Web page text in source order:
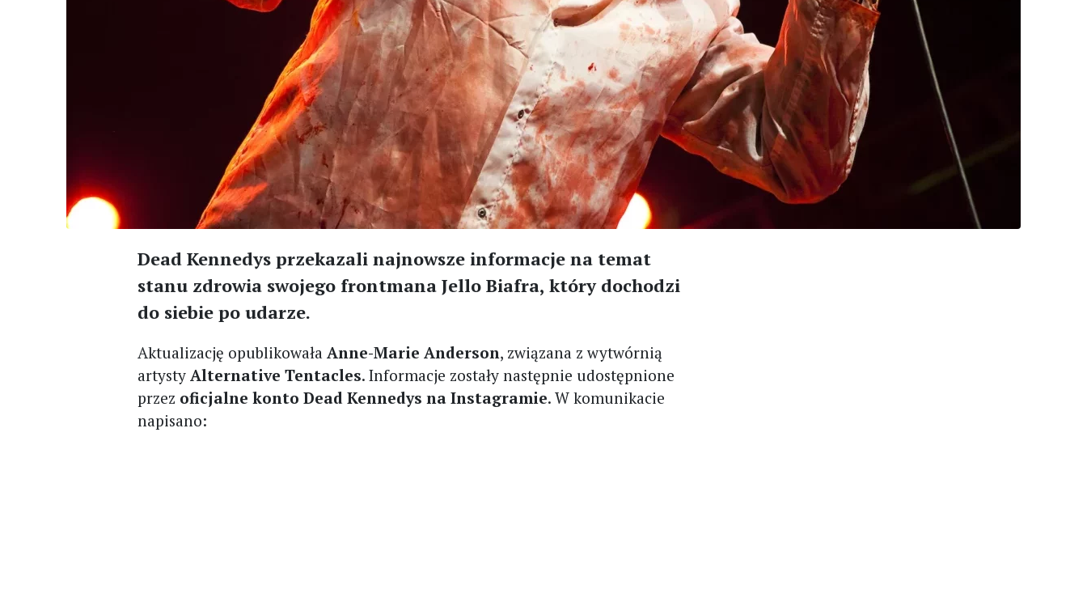
Dead Kennedys przekazali najnowsze informacje na temat
stanu zdrowia swojego frontmana Jello Biafra, który dochodzi
do siebie po udarze.
Aktualizację opublikowałaAnne-Marie Anderson, związana z wytwórnią
artystyAlternative Tentacles. Informacje zostały następnie udostępnione
przez oficjalne konto Dead Kennedys na Instagramie. W komunikacie
napisano: